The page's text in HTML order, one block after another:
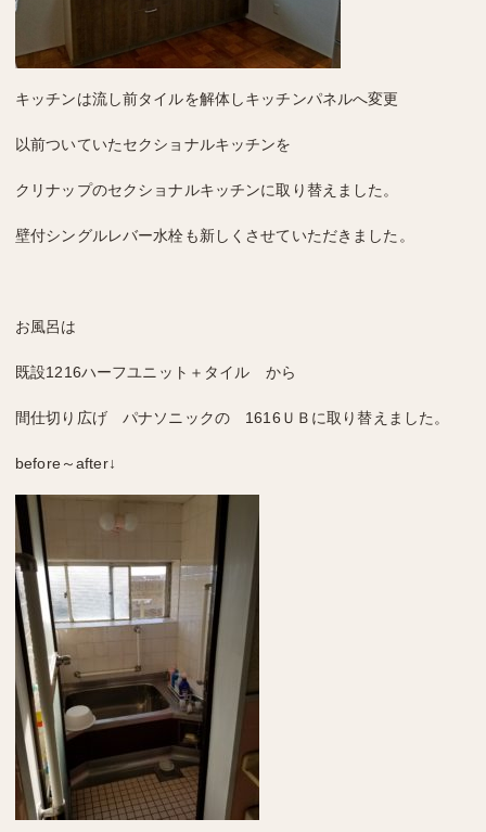
キッチンは流し前タイルを解体しキッチンパネルへ変更
以前ついていたセクショナルキッチンを
クリナップのセクショナルキッチンに取り替えました。
壁付シングルレバー水栓も新しくさせていただきました。
お風呂は
既設1216ハーフユニット＋タイル から
間仕切り広げ パナソニックの 1616ＵＢに取り替えました。
before～after↓